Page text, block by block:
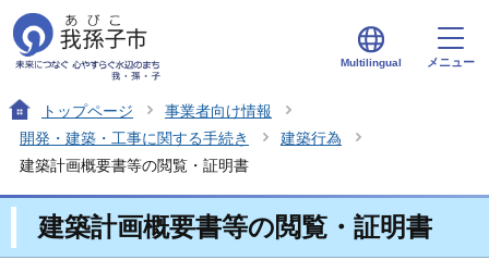
Multilingual メニュー
トップページ
事業者向け情報
開発・建築・工事に関する手続き
建築行為
建築計画概要書等の閲覧・証明書
建築計画概要書等の閲覧・証明書